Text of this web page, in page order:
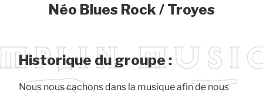
Néo Blues Rock / Troyes
Historique du groupe :
Nous nous cachons dans la musique afin de nous